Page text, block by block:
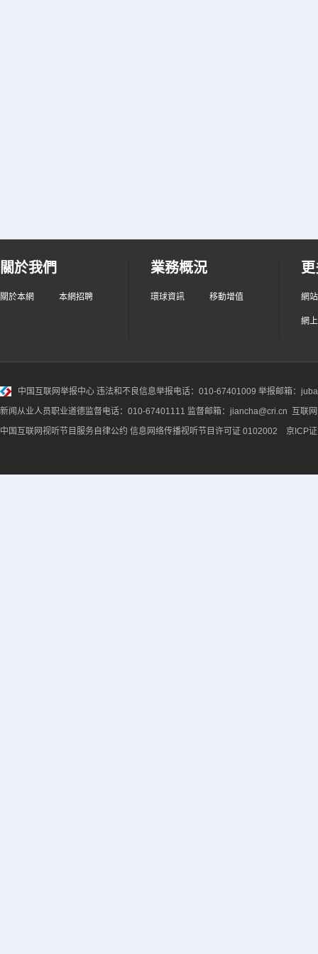
關於我們
關於本網 本網招聘
業務概況
環球資訊 移動增值 網
網
中国互联网举报中心 违法和不良信息举报电话：010-67401009 举报邮箱：
新闻从业人员职业道德监督电话：010-67401111 监督邮箱：jiancha@cri.cn 互联
中国互联网视听节目服务自律公约 信息网络传播视听节目许可证 0102002 京ICP